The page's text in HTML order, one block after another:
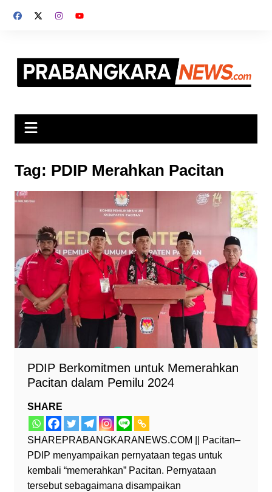
Tag: PDIP Merahkan Pacitan
PDIP Berkomitmen untuk Memerahkan
Pacitan dalam Pemilu 2024
SHARE
SHAREPRABANGKARANEWS.COM || Pacitan–
PDIP menyampaikan pernyataan tegas untuk
kembali “memerahkan” Pacitan. Pernyataan
tersebut sebagaimana disampaikan